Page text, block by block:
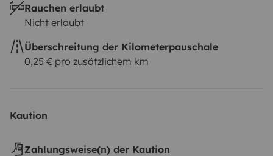
Rauchen erlaubt
Nicht erlaubt
Überschreitung der Kilometerpauschale
0,25 € pro zusätzlichem km
Kaution
Zahlungsweise(n) der Kaution